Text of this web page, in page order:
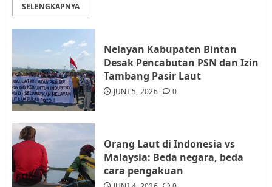
3
4
Warga Rempang Ajukan
Audiensi dengan Wali Kota
Batam, Soroti Aktivitas yang
Resahkan Warga
Tim Advokasi Desak BP Batam
Berhenti Merampas Tanah
Warga Rempang
SELENGKAPNYA
Nelayan Kabupaten Bintan
Desak Pencabutan PSN dan Izin
Tambang Pasir Laut
JUNI 5, 2026 0
Orang Laut di Indonesia vs
Malaysia: Beda negara, beda
cara pengakuan